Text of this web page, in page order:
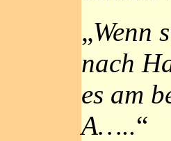
„Wenn
nach
es am
A…..“